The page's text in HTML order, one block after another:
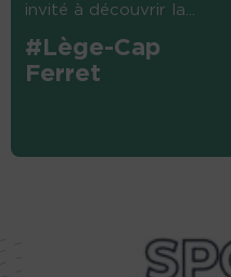
invité à découvrir la...
#Lège-Cap
Ferret